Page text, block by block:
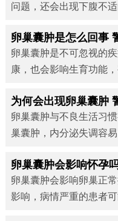
问题，还会出现下腹不
卵巢囊肿是怎么回事
卵巢囊肿是不可忽视的
康，也会影响生育功能
为何会出现卵巢囊肿
卵巢囊肿与不良生活习
巢囊肿，内分泌失调容
卵巢囊肿会影响怀孕
卵巢囊肿会影响卵巢正
影响，病情严重的患者